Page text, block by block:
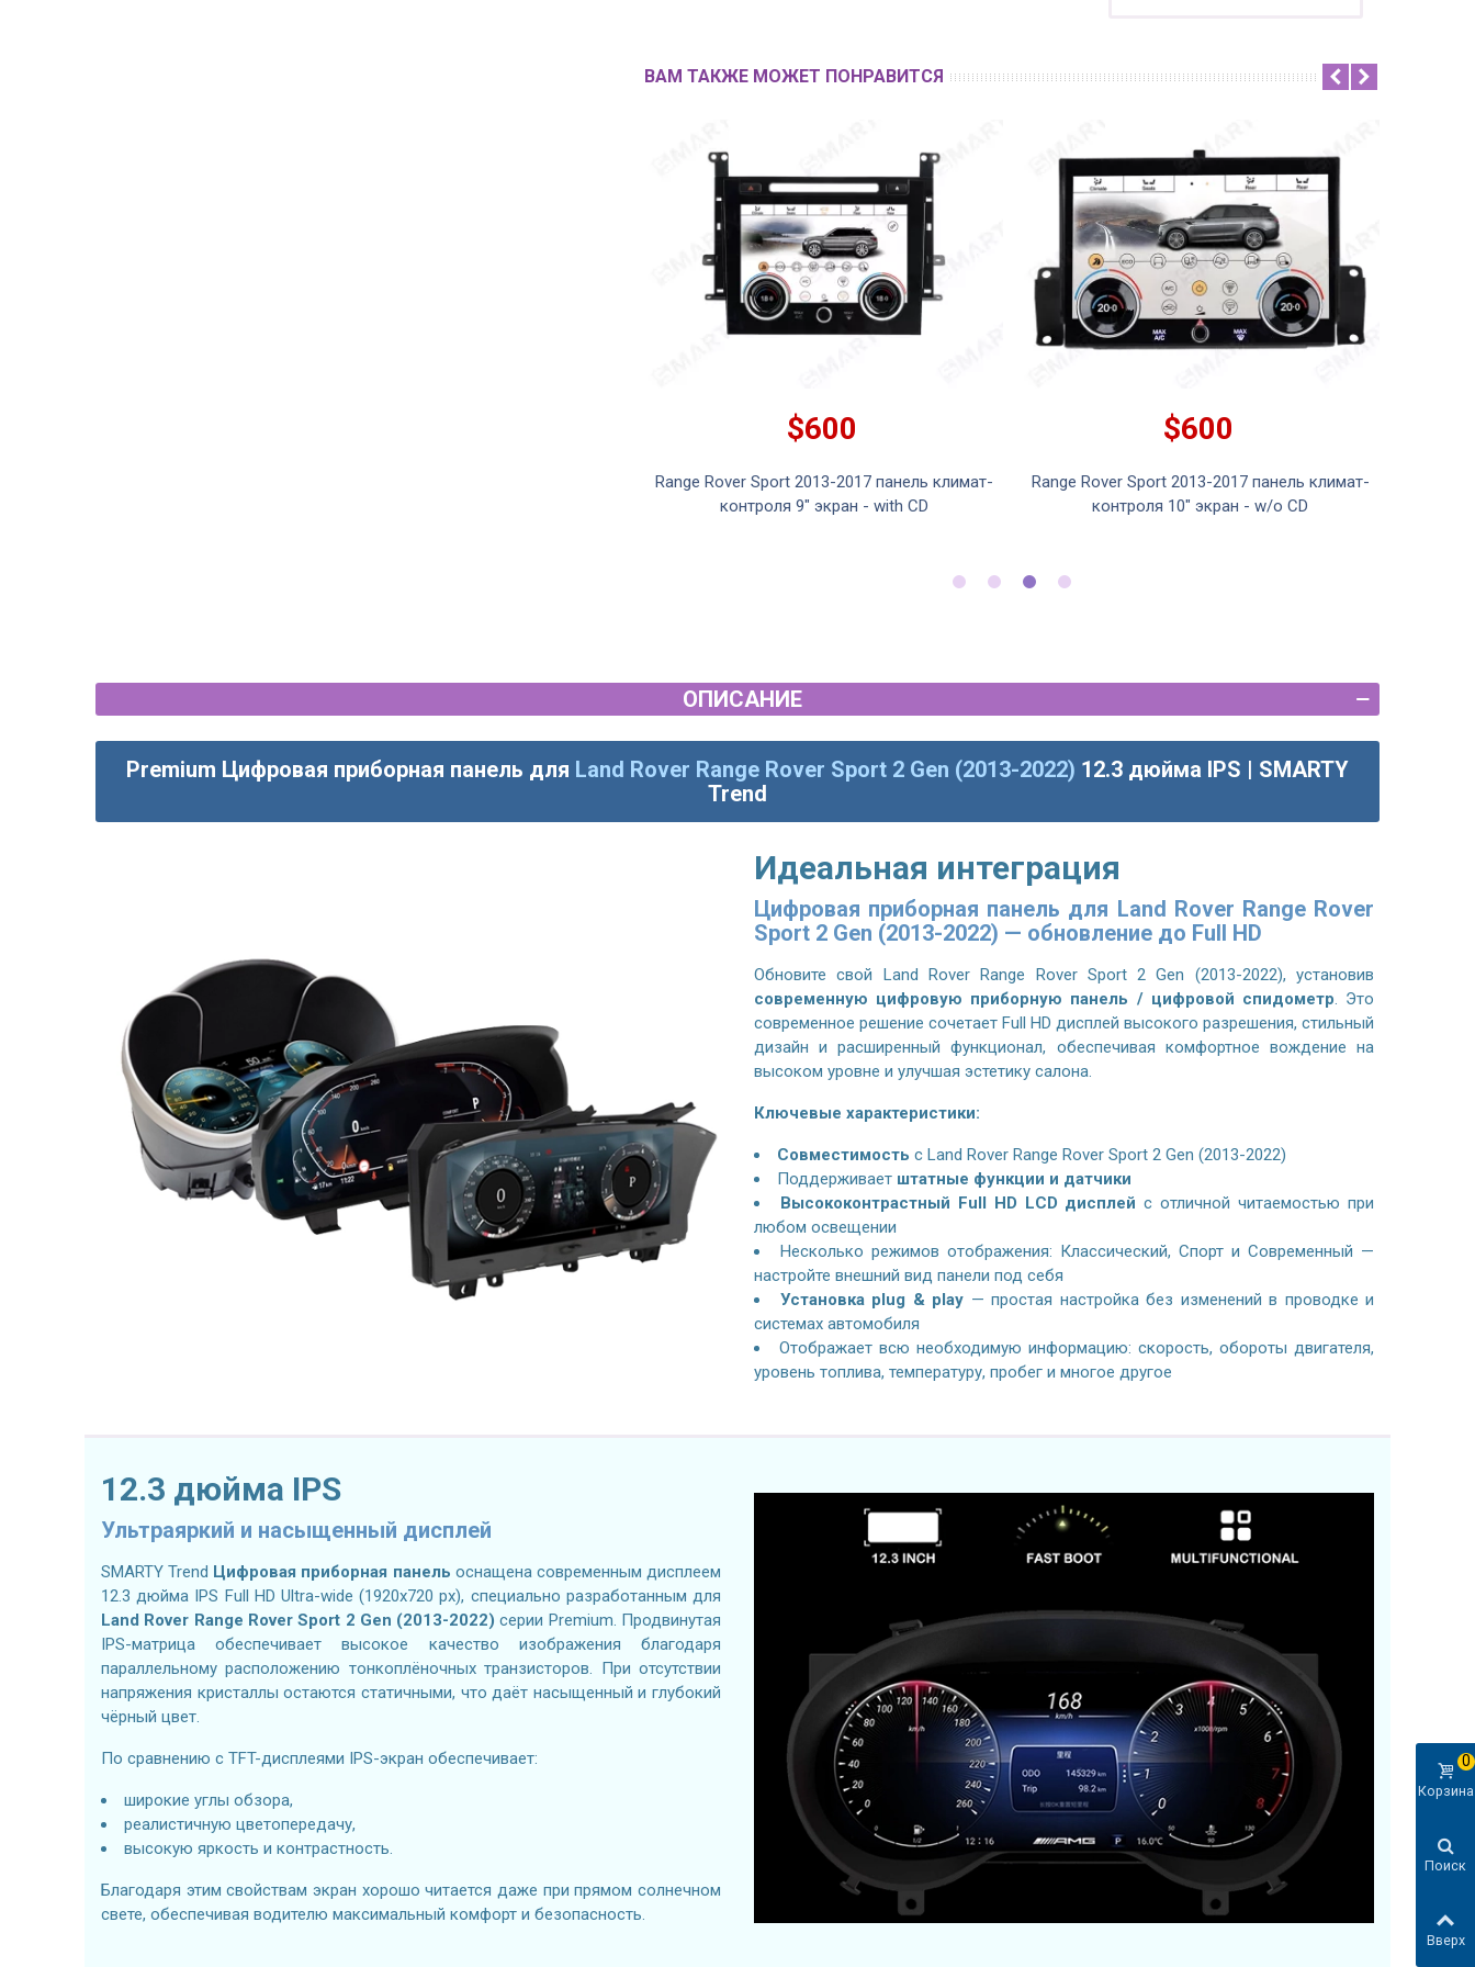
ВАМ ТАКЖЕ МОЖЕТ ПОНРАВИТСЯ
$600
Range Rover Sport 2013-2017 панель климат-
контроля 9" экран - with CD
$600
Range Rover Sport 2013-2017 панель климат-
контроля 10" экран - w/o CD
ОПИСАНИЕ
Premium Цифровая приборная панель для Land Rover Range Rover Sport 2 Gen (2013-2022) 12.3 дюйма IPS | SMARTY
Trend
Идеальная интеграция
Цифровая приборная панель для Land Rover Range Rover
Sport 2 Gen (2013-2022) — обновление до Full HD
Обновите свой Land Rover Range Rover Sport 2 Gen (2013-2022), установив
современную цифровую приборную панель / цифровой спидометр. Это
современное решение сочетает Full HD дисплей высокого разрешения, стильный
дизайн и расширенный функционал, обеспечивая комфортное вождение на
высоком уровне и улучшая эстетику салона.
Ключевые характеристики:
Совместимость с Land Rover Range Rover Sport 2 Gen (2013-2022)
Поддерживает штатные функции и датчики
Высококонтрастный Full HD LCD дисплей с отличной читаемостью при
любом освещении
Несколько режимов отображения: Классический, Спорт и Современный —
настройте внешний вид панели под себя
Установка plug & play — простая настройка без изменений в проводке и
системах автомобиля
Отображает всю необходимую информацию: скорость, обороты двигателя,
уровень топлива, температуру, пробег и многое другое
12.3 дюйма IPS
Ультраяркий и насыщенный дисплей
SMARTY Trend Цифровая приборная панель оснащена современным дисплеем
12.3 дюйма IPS Full HD Ultra-wide (1920x720 px), специально разработанным для
Land Rover Range Rover Sport 2 Gen (2013-2022) серии Premium. Продвинутая
IPS-матрица обеспечивает высокое качество изображения благодаря
параллельному расположению тонкоплёночных транзисторов. При отсутствии
напряжения кристаллы остаются статичными, что даёт насыщенный и глубокий
чёрный цвет.
По сравнению с TFT-дисплеями IPS-экран обеспечивает:
широкие углы обзора,
реалистичную цветопередачу,
высокую яркость и контрастность.
Благодаря этим свойствам экран хорошо читается даже при прямом солнечном
свете, обеспечивая водителю максимальный комфорт и безопасность.
Корзина
0
Поиск
Вверх